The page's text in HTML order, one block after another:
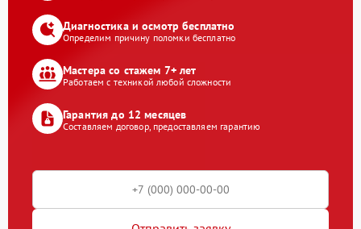
Диагностика и осмотр бесплатно
Определим причину поломки бесплатно
Мастера со стажем 7+ лет
Работаем с техникой любой сложности
Гарантия до 12 месяцев
Составляем договор, предоставляем гарантию